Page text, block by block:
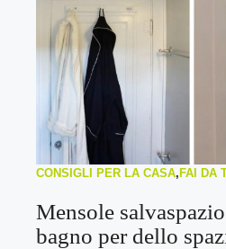
CONSIGLI PER LA CASA,FAI DA
Mensole
bagno per dello